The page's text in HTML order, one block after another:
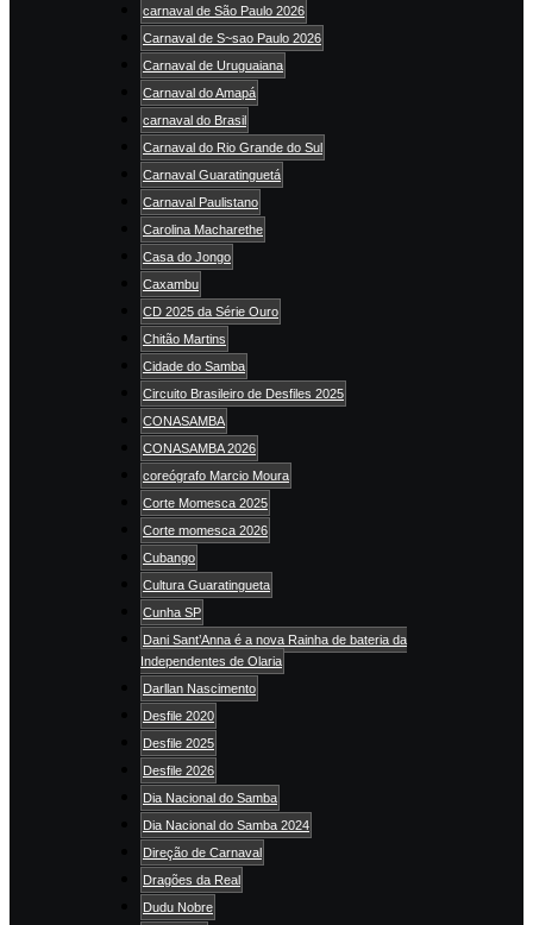
carnaval de São Paulo 2026
Carnaval de S~sao Paulo 2026
Carnaval de Uruguaiana
Carnaval do Amapá
carnaval do Brasil
Carnaval do Rio Grande do Sul
Carnaval Guaratinguetá
Carnaval Paulistano
Carolina Macharethe
Casa do Jongo
Caxambu
CD 2025 da Série Ouro
Chitão Martins
Cidade do Samba
Circuito Brasileiro de Desfiles 2025
CONASAMBA
CONASAMBA 2026
coreógrafo Marcio Moura
Corte Momesca 2025
Corte momesca 2026
Cubango
Cultura Guaratingueta
Cunha SP
Dani Sant’Anna é a nova Rainha de bateria da
Independentes de Olaria
Darllan Nascimento
Desfile 2020
Desfile 2025
Desfile 2026
Dia Nacional do Samba
Dia Nacional do Samba 2024
Direção de Carnaval
Dragões da Real
Dudu Nobre